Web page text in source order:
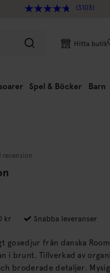
(3103)
Hitta butik
Spel & Böcker Barn
recension
kr Snabba leveranser
gosedjur från danska
bomull med
Mysig kompis att kramas med